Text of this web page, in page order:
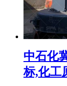
中石化
标,化工